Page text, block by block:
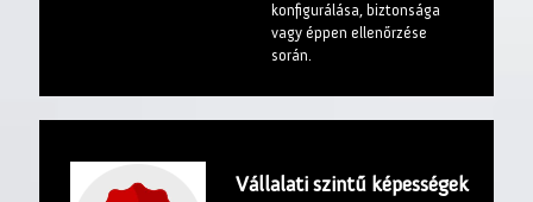
konfigurálása, biztonsága
vagy éppen ellenőrzése
során.
Vállalati szintű képességek